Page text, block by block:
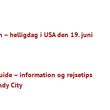
– helligdag i USA den 19. juni
– information og rejsetips
City